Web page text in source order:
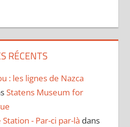
RÉCENTS
: les lignes de Nazca
Statens Museum for
- Par-ci par-là dans